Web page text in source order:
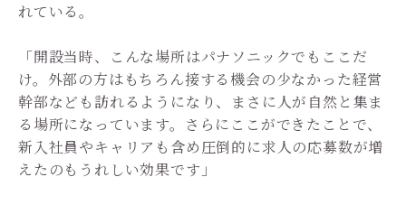
れている。
「開設当時、こんな場所はパナソニックでもここだ
け。外部の方はもちろん接する機会の少なかった経営
幹部なども訪れるようになり、まさに人が自然と集ま
る場所になっています。さらにここができたことで、
新入社員やキャリアも含め圧倒的に求人の応募数が増
えたのもうれしい効果です」